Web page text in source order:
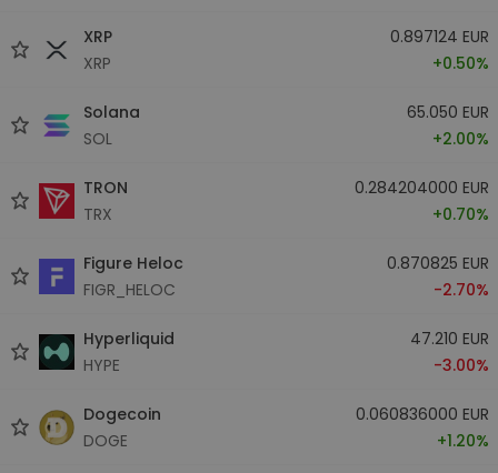
XRP
XRP
0.897124 EUR
+0.50%
Solana
SOL
65.050 EUR
+2.00%
TRON
TRX
0.284204000 EUR
+0.70%
Figure Heloc
FIGR_HELOC
0.870825 EUR
-2.70%
Hyperliquid
HYPE
47.210 EUR
-3.00%
Dogecoin
DOGE
0.060836000 EUR
+1.20%